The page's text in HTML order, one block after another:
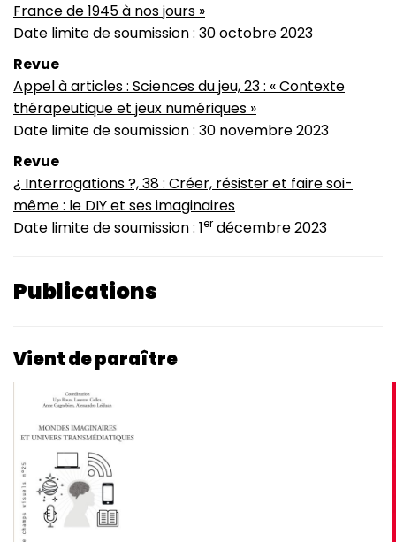
France de 1945 à nos jours »
Date limite de soumission : 30 octobre 2023
Revue
Appel à articles : Sciences du jeu, 23 : « Contexte
thérapeutique et jeux numériques »
Date limite de soumission : 30 novembre 2023
Revue
¿ Interrogations ?, 38 : Créer, résister et faire soi-
même : le DIY et ses imaginaires
Date limite de soumission : 1er décembre 2023
Publications
Vient de paraître